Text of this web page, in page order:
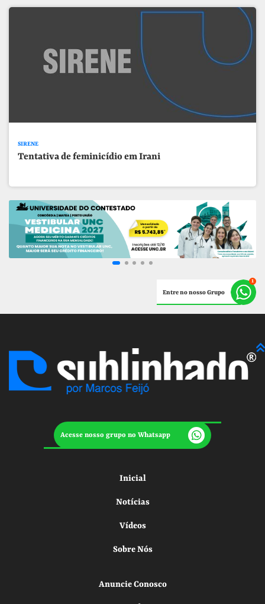
SIRENE
Tentativa de feminicídio em Irani
Entre no nosso Grupo
Acesse nosso grupo no Whatsapp
Inicial
Notícias
Vídeos
Sobre Nós
Anuncie Conosco